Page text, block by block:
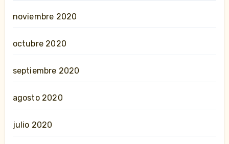
noviembre 2020
octubre 2020
septiembre 2020
agosto 2020
julio 2020